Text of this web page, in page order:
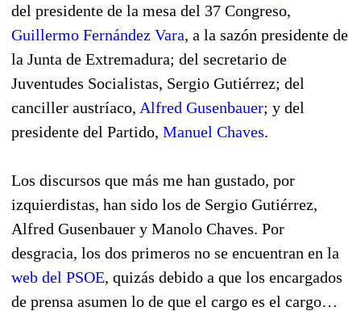
del presidente de la mesa del 37 Congreso,
Guillermo Fernández Vara, a la sazón presidente de
la Junta de Extremadura; del secretario de
Juventudes Socialistas, Sergio Gutiérrez; del
canciller austríaco, Alfred Gusenbauer; y del
presidente del Partido, Manuel Chaves.
Los discursos que más me han gustado, por
izquierdistas, han sido los de Sergio Gutiérrez,
Alfred Gusenbauer y Manolo Chaves. Por
desgracia, los dos primeros no se encuentran en la
web del PSOE, quizás debido a que los encargados
de prensa asumen lo de que el cargo es el cargo…